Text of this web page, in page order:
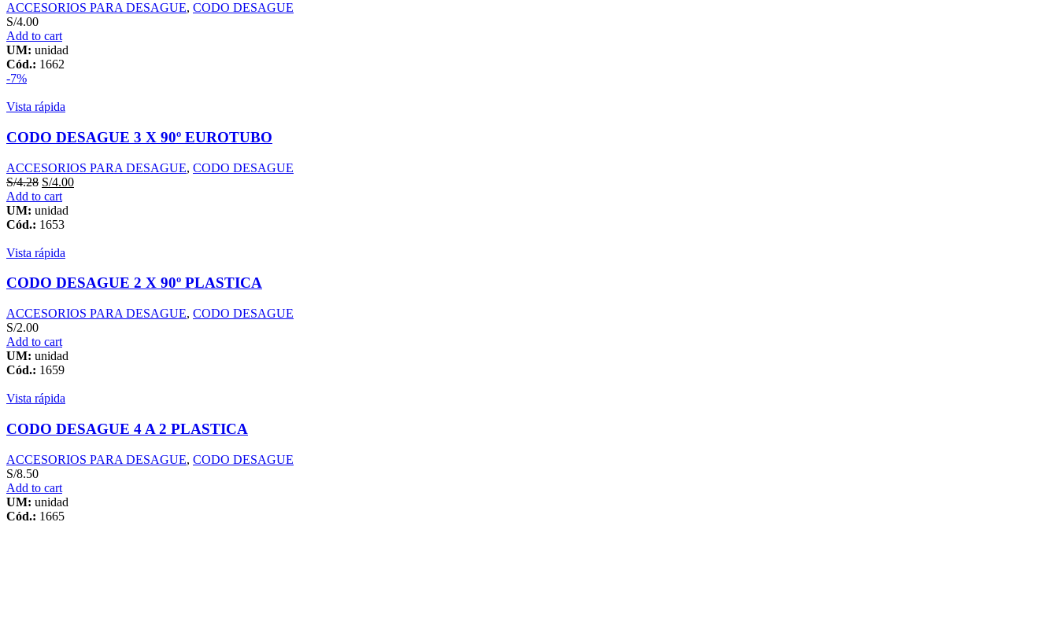
ACCESORIOS PARA DESAGUE, CODO DESAGUE
S/4.00
Add to cart
UM: unidad
Cód.: 1662
-7%
Vista rápida
CODO DESAGUE 3 X 90º EUROTUBO
ACCESORIOS PARA DESAGUE, CODO DESAGUE
S/4.28 S/4.00
Add to cart
UM: unidad
Cód.: 1653
Vista rápida
CODO DESAGUE 2 X 90º PLASTICA
ACCESORIOS PARA DESAGUE, CODO DESAGUE
S/2.00
Add to cart
UM: unidad
Cód.: 1659
Vista rápida
CODO DESAGUE 4 A 2 PLASTICA
ACCESORIOS PARA DESAGUE, CODO DESAGUE
S/8.50
Add to cart
UM: unidad
Cód.: 1665